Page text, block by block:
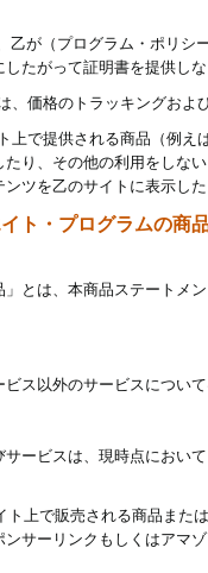
乙が（プログラム・ポリ
たがって証明書を提供し
、価格のトラッキングお
上で提供される商品（例
り、その他の利用をしな
ツを乙のサイトに表示し
ト・プログラムの商
とは、本商品ステートメ
ス以外のサービスについ
ービスは、現時点におい
上で販売される商品ま
サーリンクもしくはアマ